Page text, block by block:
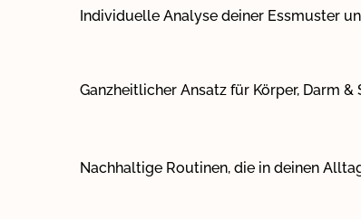
Individuelle Analyse deiner Essmuster
Ganzheitlicher Ansatz für Körper, Darm
Nachhaltige Routinen, die in deinen